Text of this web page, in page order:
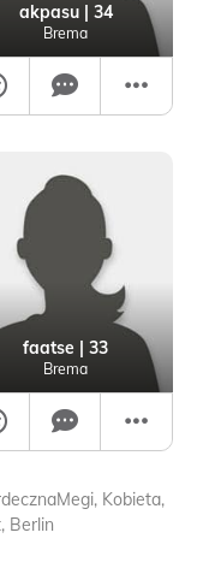
akpasu| 34
Brema
faatse | 33
Brema